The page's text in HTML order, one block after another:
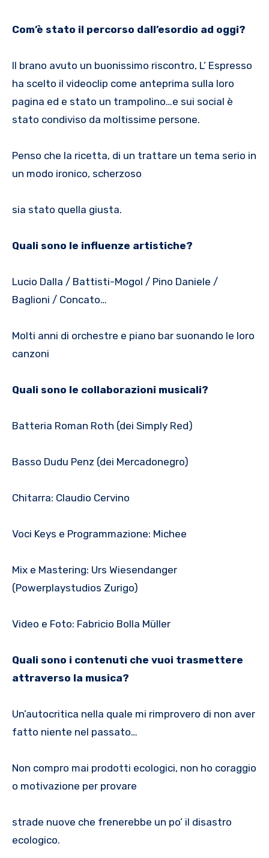
Com’è stato il percorso dall’esordio ad oggi?
Il brano avuto un buonissimo riscontro, L’ Espresso
ha scelto il videoclip come anteprima sulla loro
pagina ed e stato un trampolino…e sui social è
stato condiviso da moltissime persone.
Penso che la ricetta, di un trattare un tema serio in
un modo ironico, scherzoso
sia stato quella giusta.
Quali sono le influenze artistiche?
Lucio Dalla / Battisti-Mogol / Pino Daniele /
Baglioni / Concato…
Molti anni di orchestre e piano bar suonando le loro
canzoni
Quali sono le collaborazioni musicali?
Batteria Roman Roth (dei Simply Red)
Basso Dudu Penz (dei Mercadonegro)
Chitarra: Claudio Cervino
Voci Keys e Programmazione: Michee
Mix e Mastering: Urs Wiesendanger
(Powerplaystudios Zurigo)
Video e Foto: Fabricio Bolla Müller
Quali sono i contenuti che vuoi trasmettere
attraverso la musica?
Un’autocritica nella quale mi rimprovero di non aver
fatto niente nel passato…
Non compro mai prodotti ecologici, non ho coraggio
o motivazione per provare
strade nuove che frenerebbe un po’ il disastro
ecologico.